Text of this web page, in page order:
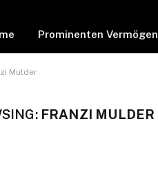
Prominenten Vermögen
Mulder
FRANZI MULDER